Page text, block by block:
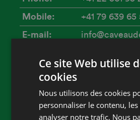
Mobile +41 79 639 65
E-mail
Accueil
Capacité
Heures d'ouverture
Ce site Web utilise
cookies
Nous utilisons des cookies
personnaliser le contenu,
analyser notre trafic. Nous